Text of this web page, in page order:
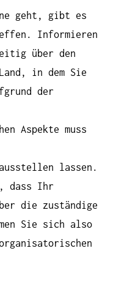
geht, gibt es
Informieren
über den
in dem Sie
der
Aspekte muss
ausstellen lassen.
dass Ihr
die zuständige
Sie sich also